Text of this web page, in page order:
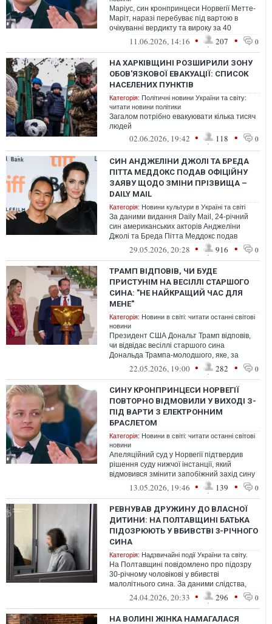
Маріус, син кронпринцеси Норвегії Метте-
Маріт, наразі перебуває під вартою в
очікуванні вердикту та вироку за 40
звинуваченнями, включаючи зґвалтуванн...
11.06.2026, 14:16 • 207 • 0
НА ХАРКІВЩИНІ РОЗШИРИЛИ ЗОНУ
ОБОВ'ЯЗКОВОЇ ЕВАКУАЦІЇ: СПИСОК
НАСЕЛЕНИХ ПУНКТІВ
Категорія: Політичні новини України та світу:
читати новини політики
Загалом потрібно евакуювати кілька тисяч
людей
02.06.2026, 19:42 • 118 • 0
СИН АНДЖЕЛІНИ ДЖОЛІ ТА БРЕДА
ПІТТА МЕДДОКС ПОДАВ ОФІЦІЙНУ
ЗАЯВУ ЩОДО ЗМІНИ ПРІЗВИЩА –
DAILY MAIL
Категорія: Новини культури в Україні та світі
За даними видання Daily Mail, 24-річний
син американських акторів Анджеліни
Джолі та Бреда Пітта Меддокс подав
документи на офіційну зміну прізвища
29.05.2026, 20:28 • 916 • 0
ТРАМП ВІДПОВІВ, ЧИ БУДЕ
ПРИСТУНІМ НА ВЕСІЛЛІ СТАРШОГО
СИНА: "НЕ НАЙКРАЩИЙ ЧАС ДЛЯ
МЕНЕ"
Категорія: Новини в світі: читати останні світові
новини
Президент США Дональт Трамп відповів,
чи відвідає весіллі старшого сина
Дональда Трампа-молодшого, яке, за
даними ЗМІ, заплановане на ці вихідн
22.05.2026, 19:00 • 282 • 0
СИНУ КРОНПРИНЦЕСИ НОРВЕГІЇ
ПОВТОРНО ВІДМОВИЛИ У ВИХОДІ З-
ПІД ВАРТИ З ЕЛЕКТРОННИМ
БРАСЛЕТОМ
Категорія: Новини в світі: читати останні світові
новини
Апеляційний суд у Норвегії підтвердив
рішення суду нижчої інстанції, який
відмовився змінити запобіжний захід сину
кронпринцеси Норвегії із тримання п...
13.05.2026, 19:46 • 139 • 0
РЕВНУВАВ ДРУЖИНУ ДО ВЛАСНОЇ
ДИТИНИ: НА ПОЛТАВЩИНІ БАТЬКА
ПІДОЗРЮЮТЬ У ВБИВСТВІ 3-РІЧНОГО
СИНА
Категорія: Надзвичайні події України та світу.
На Полтавщині повідомлено про підозру
30-річному чоловікові у вбивстві
малолітнього сина. За даними слідства,
після злочину він намагався приховати
24.04.2026, 20:33 • 296 • 0
НА ВОЛИНІ ЖІНКА НАМАГАЛАСЯ